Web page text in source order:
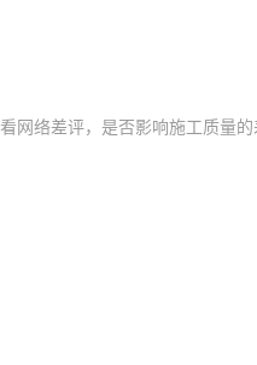
看网络差评，是否影响施工质量的